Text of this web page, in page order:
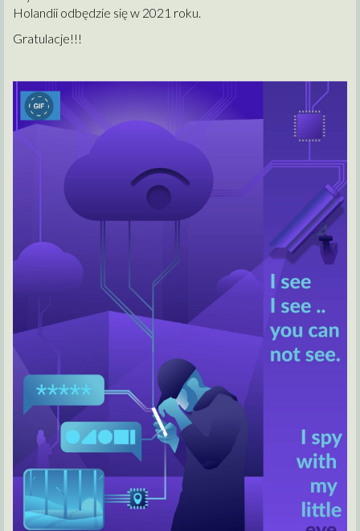
Holandii odbędzie się w 2021 roku.
Gratulacje!!!